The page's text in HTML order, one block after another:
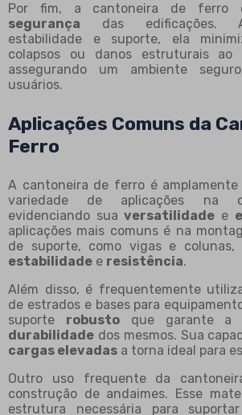
Por fim, a cantoneira de ferro
segurança das edificações.
estabilidade e suporte, ela
colapsos ou danos estruturais ao
assegurando um ambiente
usuários.
Aplicações Comuns da
Ferro
A cantoneira de ferro é
variedade de aplicações na
evidenciando suaversatilidade e
aplicações mais comuns é na
de suporte, como vigas e colunas,
estabilidade e resistência.
Além disso, é frequentemente
de estrados e bases para
suporte robustoque garante a
durabilidade dos mesmos. Sua
cargas elevadas a torna ideal para
Outro uso frequente da
construção de andaimes. Esse
estrutura necessária para